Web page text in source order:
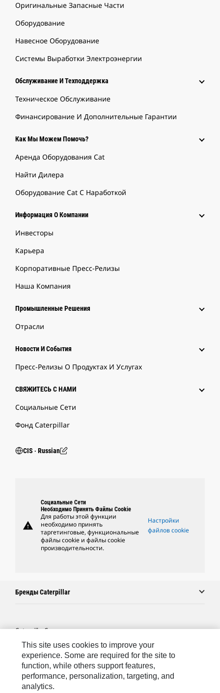
Оригинальные Запасные Части
Оборудование
Навесное Оборудование
Системы Выработки Электроэнергии
Обслуживание И Техподдержка
Техническое Обслуживание
Финансирование И Дополнительные Гарантии
Как Мы Можем Помочь?
Аренда Оборудования Cat
Найти Дилера
Оборудование Cat С Наработкой
Информация О Компании
Инвесторы
Карьера
Корпоративные Пресс-Релизы
Наша Компания
Промышленные Решения
Отрасли
Новости И События
Пресс-Релизы О Продуктах И Услугах
СВЯЖИТЕСЬ С НАМИ
Социальные Сети
Фонд Caterpillar
CIS ‧ Russian
warning
Социальные Сети
Необходимо Принять Файлы Cookie
Для работы этой функции
необходимо принять
таргетинговые, функциональные
файлы cookie и файлы cookie
производительности.
Настройки
файлов cookie
Бренды Caterpillar
Caterpillar.com
Связаться С Caterpillar
Карта Сайта
Cookie Settings
This site uses cookies to improve your
experience. Some are required for the site to
function, while others support features,
performance, personalization, targeting, and
analytics.